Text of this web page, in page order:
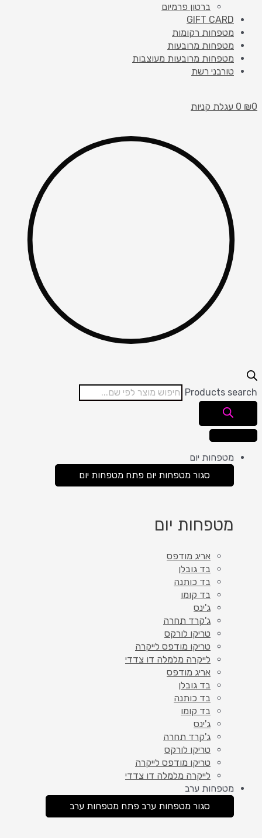
ברטון פרמיום
GIFT CARD
מטפחות רקומות
מטפחות מרובעות
מטפחות מרובעות מעוצבות
טורבני רשת
₪0
0 עגלת קניות
Products search
מטפחות יום
סגור מטפחות יום פתח מטפחות יום
מטפחות יום
אריג מודפס
בד גובלן
בד כותנה
בד קומו
ג'ינס
ג'קרד תחרה
טריקו לורקס
טריקו מודפס לייקרה
לייקרה מלמלה דו צדדי
אריג מודפס
בד גובלן
בד כותנה
בד קומו
ג'ינס
ג'קרד תחרה
טריקו לורקס
טריקו מודפס לייקרה
לייקרה מלמלה דו צדדי
מטפחות ערב
סגור מטפחות ערב פתח מטפחות ערב